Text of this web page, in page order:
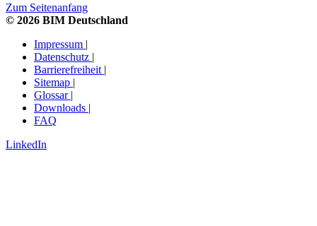
Zum Seitenanfang
© 2026 BIM Deutschland
Impressum |
Datenschutz |
Barrierefreiheit |
Sitemap |
Glossar |
Downloads |
FAQ
LinkedIn